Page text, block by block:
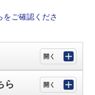
をご確認くださ
ら